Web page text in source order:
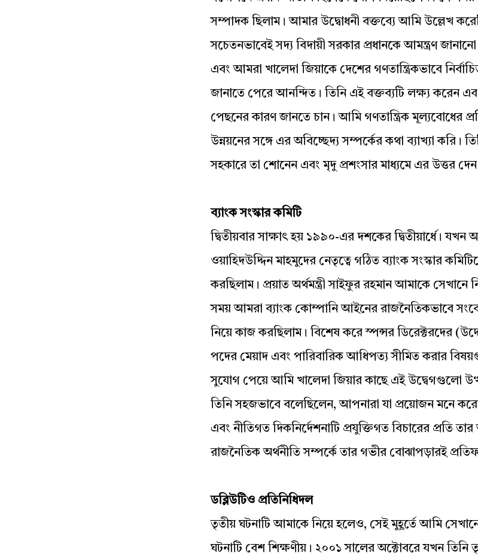
সম্পাদক ছিলাম। আমার উদ্বোধনী বক্তব্যে আমি উল্লেখ
সচেতনভাবেই সদ্য বিদায়ী সরকার প্রধানকে আমন্ত্রণ
এবং আমরা খালেদা জিয়াকে দেশের গণতান্ত্রিকভাবে নির্বাচিত
জানাতে পেরে আনন্দিত। তিনি এই বক্তব্যটি লক্ষ্য করেন
পেছনের কারণ জানতে চান। আমি গণতান্ত্রিক মূল্যবোধের
উন্নয়নের সঙ্গে এর অবিচ্ছেদ্য সম্পর্কের কথা ব্যাখ্যা করি।
সহকারে তা শোনেন এবং মৃদু প্রশংসার মাধ্যমে এর উত্তর
ব্যাংক সংস্কার কমিটি
দ্বিতীয়বার সাক্ষাৎ হয় ১৯৯০-এর দশকের দ্বিতীয়ার্ধে।
ওয়াহিদউদ্দিন মাহমুদের নেতৃত্বে গঠিত ব্যাংক সংস্কার
করছিলাম। প্রয়াত অর্থমন্ত্রী সাইফুর রহমান আমাকে সেখানে
সময় আমরা ব্যাংক কোম্পানি আইনের রাজনৈতিকভাবে
নিয়ে কাজ করছিলাম। বিশেষ করে স্পন্সর ডিরেক্টরদের
পদের মেয়াদ এবং পারিবারিক আধিপত্য সীমিত করার
সুযোগ পেয়ে আমি খালেদা জিয়ার কাছে এই উদ্বেগগুলো
তিনি সহজভাবে বলেছিলেন, আপনারা যা প্রয়োজন মনে
এবং নীতিগত দিকনির্দেশনাটি প্রযুক্তিগত বিচারের প্রতি
রাজনৈতিক অর্থনীতি সম্পর্কে তার গভীর বোঝাপড়ারই
ডব্লিউটিও প্রতিনিধিদল
তৃতীয় ঘটনাটি আমাকে নিয়ে হলেও, সেই মুহূর্তে আমি
ঘটনাটি বেশ শিক্ষণীয়। ২০০১ সালের অক্টোবরে যখন তিনি